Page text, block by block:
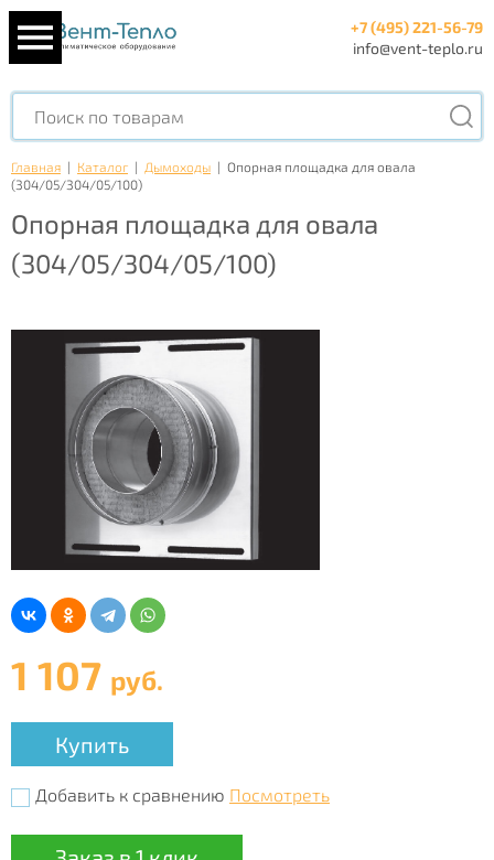
+7 (495) 221-56-79
info@vent-teplo.ru
Главная | Каталог | Дымоходы | Опорная площадка для овала
(304/05/304/05/100)
Опорная площадка для овала
(304/05/304/05/100)
1 107 руб.
Купить
Добавить к сравнению Посмотреть